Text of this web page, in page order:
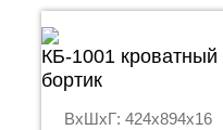
КБ-1001 кроватный
бортик
ВхШхГ: 424x894x16